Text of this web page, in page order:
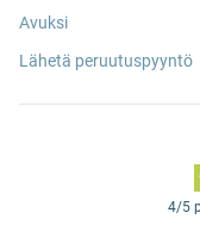
Avuksi
Lähetä peruutuspyyntö
4/5